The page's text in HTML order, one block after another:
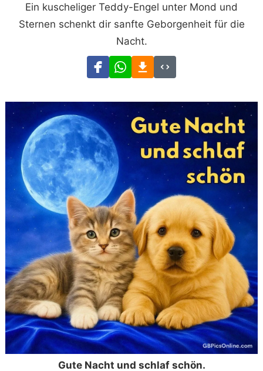
Ein kuscheliger Teddy-Engel unter Mond und
Sternen schenkt dir sanfte Geborgenheit für die
Nacht.
Gute Nacht und schlaf schön.